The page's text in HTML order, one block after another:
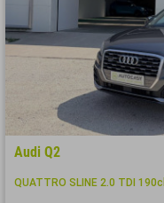
Audi Q2
QUATTRO SLINE 2.0 TDI